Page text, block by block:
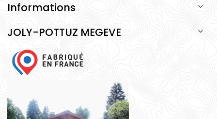
Informations 
JOLY-POTTUZ MEGEVE 